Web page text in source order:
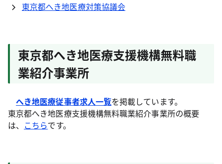
東京都へき地医療対策協議会
東京都へき地医療支援機構無料職
業紹介事業所
へき地医療従事者求人一覧を掲載しています。
東京都へき地医療支援機構無料職業紹介事業所の概要
は、 こちらです。